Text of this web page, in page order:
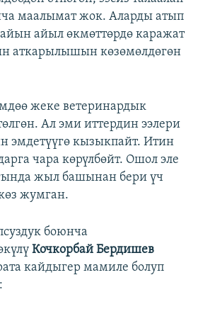
маалымат жок. Аларды атып
айыл өкмөттөрдө каражат
аткарылышын көзөмөлдөгөн
жеке ветеринардык
Ал эми иттердин ээлери
эмдетүүгө кызыкпайт. Итин
чара көрүлбөйт. Ошол эле
жыл башынан бери үч
жумган.
боюнча
Кочкорбай Бердишев
кайдыгер мамиле болуп